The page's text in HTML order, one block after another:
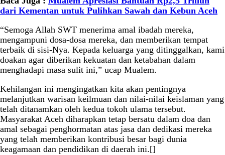
dari Kementan untuk Pulihkan Sawah dan Kebun Aceh
“Semoga Allah SWT menerima amal ibadah mereka,
mengampuni dosa-dosa mereka, dan memberikan tempat
terbaik di sisi-Nya. Kepada keluarga yang ditinggalkan, kami
doakan agar diberikan kekuatan dan ketabahan dalam
menghadapi masa sulit ini,” ucap Mualem.
Kehilangan ini mengingatkan kita akan pentingnya
melanjutkan warisan keilmuan dan nilai-nilai keislaman yang
telah ditanamkan oleh kedua tokoh ulama tersebut.
Masyarakat Aceh diharapkan tetap bersatu dalam doa dan
amal sebagai penghormatan atas jasa dan dedikasi mereka
yang telah memberikan kontribusi besar bagi dunia
keagamaan dan pendidikan di daerah ini.[]